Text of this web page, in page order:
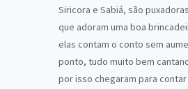
Siricora e Sabiá, são
que adoram uma boa
elas contam o conto sem
ponto, tudo muito bem
por isso chegaram para